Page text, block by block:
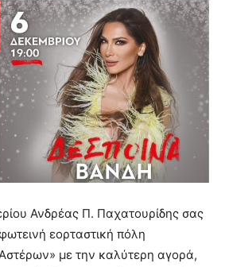
Ανδρέας Π. Παχατουρίδης σας
εορταστική πόλη
με την καλύτερη αγορά,